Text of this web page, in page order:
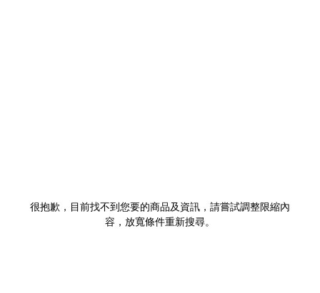
很抱歉，目前找不到您要的商品及資訊，請嘗試調整限縮內
容，放寬條件重新搜尋。